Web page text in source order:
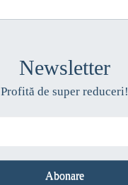
Newsletter
Profită de super reduceri!